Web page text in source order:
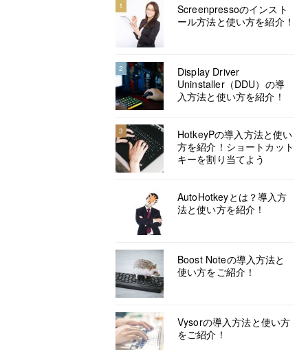
1
Screenpressoのインスト
ール方法と使い方を紹介！
2
Display Driver
Uninstaller（DDU）の導
入方法と使い方を紹介！
3
HotkeyPの導入方法と使い
方を紹介！ショートカット
キーを割り当てよう
AutoHotkeyとは？導入方
法と使い方を紹介！
Boost Noteの導入方法と
使い方をご紹介！
Vysorの導入方法と使い方
をご紹介！